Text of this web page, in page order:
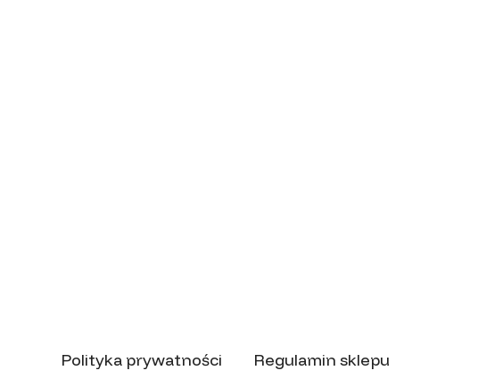
Polityka prywatności Regulamin sklepu